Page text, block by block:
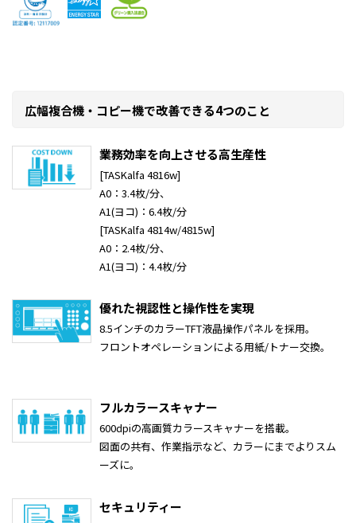
広幅複合機・コピー機で改善できる4つのこと
業務効率を向上させる高生産性
[TASKalfa 4816w]
A0：3.4枚/分、
A1(ヨコ)：6.4枚/分
[TASKalfa 4814w/4815w]
A0：2.4枚/分、
A1(ヨコ)：4.4枚/分
優れた視認性と操作性を実現
8.5インチのカラーTFT液晶操作パネルを採用。
フロントオペレーションによる用紙/トナー交換。
フルカラースキャナー
600dpiの高画質カラースキャナーを搭載。
図面の共有、作業指示など、カラーにまでよりスム
ーズに。
セキュリティー